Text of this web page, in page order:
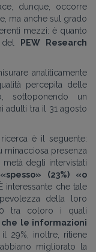
dunque, occorre
ma anche sul grado
mezzi: è quanto
del
PEW Research
analiticamente
percepita delle
sottoponendo un
adulti tra il 31 agosto
è il seguente:
minacciosa presenza
degli intervistati
(23%) «o
È interessante che tale
della loro
tra coloro i quali
che le informazioni
il 29%, inoltre, ritiene
migliorato la